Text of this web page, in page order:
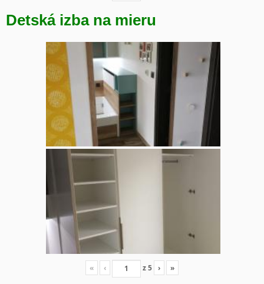
Detská izba na mieru
« ‹ z5 › »